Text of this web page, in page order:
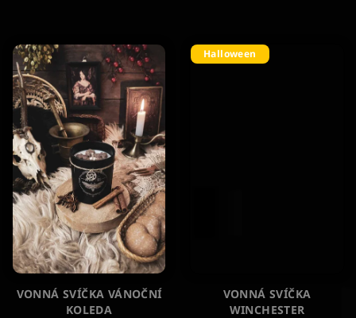
VONNÁ SVÍČKA VÁNOČNÍ
KOLEDA
Halloween
VONNÁ SVÍČKA
WINCHESTER